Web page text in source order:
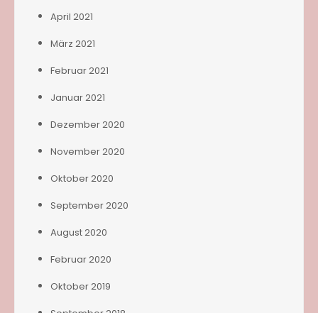
April 2021
März 2021
Februar 2021
Januar 2021
Dezember 2020
November 2020
Oktober 2020
September 2020
August 2020
Februar 2020
Oktober 2019